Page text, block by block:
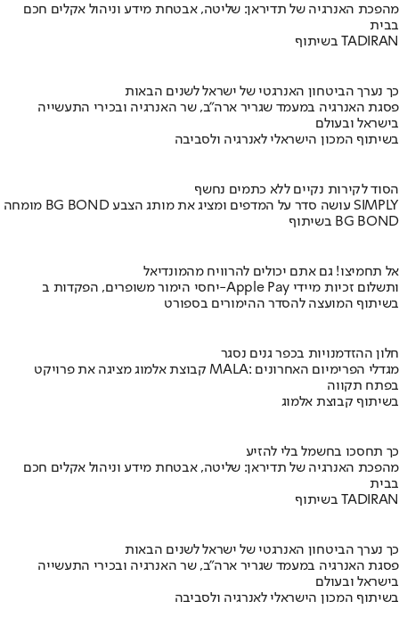
מהפכת האנרגיה של תדיראן: שליטה, אבטחת מידע וניהול אקלים חכם
בבית
בשיתוף TADIRAN
כך נערך הביטחון האנרגטי של ישראל לשנים הבאות
פסגת האנרגיה במעמד שגריר ארה"ב, שר האנרגיה ובכירי התעשייה
בישראל ובעולם
בשיתוף המכון הישראלי לאנרגיה ולסביבה
הסוד לקירות נקיים ללא כתמים נחשף
מומחה BG BOND עושה סדר על המדפים ומציג את מותג הצבע SIMPLY
בשיתוף BG BOND
אל תחמיצו! גם אתם יכולים להרוויח מהמונדיאל
יחסי הימור משופרים, הפקדות ב-Apple Pay ותשלום זכיות מיידי
בשיתוף המועצה להסדר ההימורים בספורט
חלון ההזדמנויות בכפר גנים נסגר
קבוצת אלמוג מציגה את פרויקט MALA: מגדלי הפרימיום האחרונים
בפתח תקווה
בשיתוף קבוצת אלמוג
כך תחסכו בחשמל בלי להזיע
מהפכת האנרגיה של תדיראן: שליטה, אבטחת מידע וניהול אקלים חכם
בבית
בשיתוף TADIRAN
כך נערך הביטחון האנרגטי של ישראל לשנים הבאות
פסגת האנרגיה במעמד שגריר ארה"ב, שר האנרגיה ובכירי התעשייה
בישראל ובעולם
בשיתוף המכון הישראלי לאנרגיה ולסביבה